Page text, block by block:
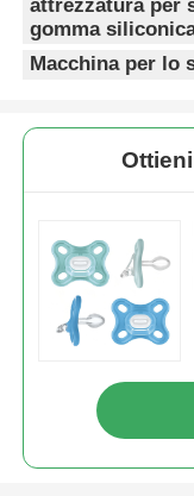
attrezzatura per
gomma
Macchina per lo